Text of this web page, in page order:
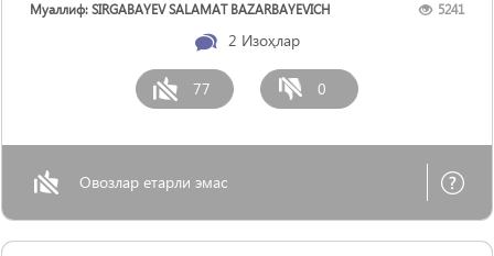
Муаллиф: SIRGABAYEV SALAMAT BAZARBAYEVICH 5241
2 Изоҳлар
77 0
Овозлар етарли эмас